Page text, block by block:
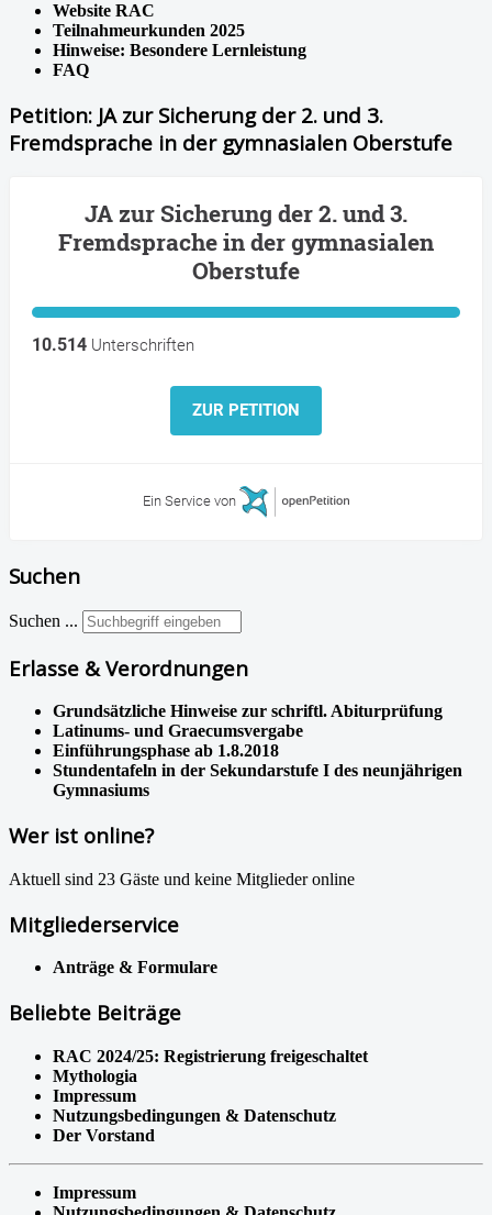
Website RAC
Teilnahmeurkunden 2025
Hinweise: Besondere Lernleistung
FAQ
Petition: JA zur Sicherung der 2. und 3.
Fremdsprache in der gymnasialen Oberstufe
JA zur Sicherung der 2. und 3.
Fremdsprache in der gymnasialen
Oberstufe
10.514 Unterschriften
ZUR PETITION
Ein Service von
Suchen
Suchen ...
Erlasse & Verordnungen
Grundsätzliche Hinweise zur schriftl. Abiturprüfung
Latinums- und Graecumsvergabe
Einführungsphase ab 1.8.2018
Stundentafeln in der Sekundarstufe I des neunjährigen
Gymnasiums
Wer ist online?
Aktuell sind 23 Gäste und keine Mitglieder online
Mitgliederservice
Anträge & Formulare
Beliebte Beiträge
RAC 2024/25: Registrierung freigeschaltet
Mythologia
Impressum
Nutzungsbedingungen & Datenschutz
Der Vorstand
Impressum